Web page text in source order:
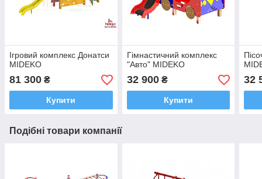
Ігровий комплекс Донатси
MIDEKO
81 300 ₴
Купити
Гімнастичний комплекс
"Авто" MIDEKO
32 900₴
Купити
32
Подібні товари компанії